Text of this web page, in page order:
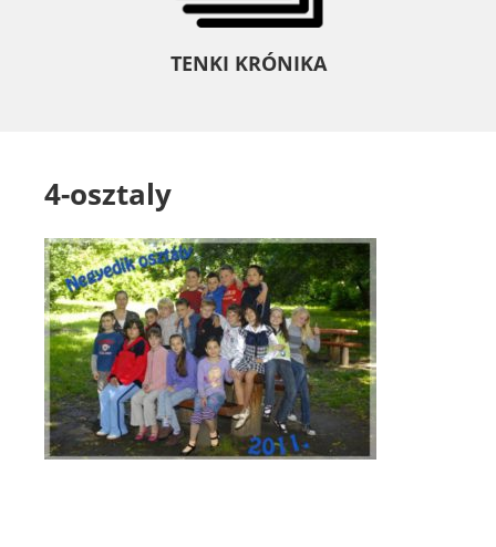
TENKI KRÓNIKA
4-osztaly